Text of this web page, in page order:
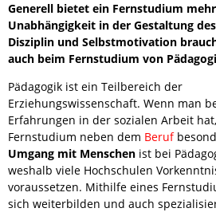
Generell bietet ein Fernstudium
Unabhängigkeit in der Gestaltung
Disziplin und Selbstmotivation
auch beim Fernstudium von
Pädagogik ist ein Teilbereich der
Erziehungswissenschaft. Wenn man
Erfahrungen in der sozialen Arbeit
Fernstudium neben dem Beruf
Umgang mit Menschen ist bei
weshalb viele Hochschulen
voraussetzen. Mithilfe eines
sich weiterbilden und auch